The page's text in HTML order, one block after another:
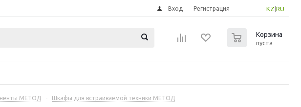
KZ RU
Вход Регистрация
Корзина
пуста
МЕТОД - Шкафы для встраиваемой техники МЕТОД